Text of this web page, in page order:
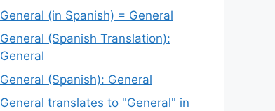
General (in Spanish) = General
General (Spanish Translation):
General
General (Spanish): General
General translates to "General" in